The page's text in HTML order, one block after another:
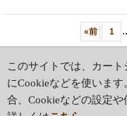
«前 1
ホーム |
特定商
このサイトでは、カー
にCookieなどを使いま
合、Cookieなどの設定や